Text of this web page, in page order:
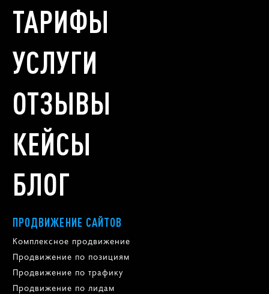
ТАРИФЫ
УСЛУГИ
ОТЗЫВЫ
КЕЙСЫ
БЛОГ
ПРОДВИЖЕНИЕ САЙТОВ
Комплексное продвижение
Продвижение по позициям
Продвижение по трафику
Продвижение по лидам